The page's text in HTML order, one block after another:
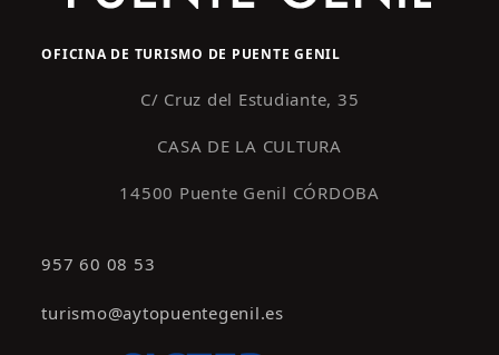
OFICINA DE TURISMO DE PUENTE GENIL
C/ Cruz del Estudiante, 35
CASA DE LA CULTURA
14500 Puente Genil CÓRDOBA
957 60 08 53
turismo@aytopuentegenil.es